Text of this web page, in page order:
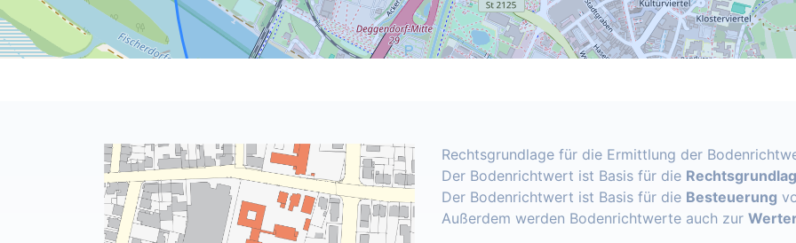
Rechtsgrundlage für die Ermittlung der
Der Bodenrichtwert ist Basis für die
Der Bodenrichtwert ist Basis für die Besteuerung
Außerdem werden Bodenrichtwerte auch zur